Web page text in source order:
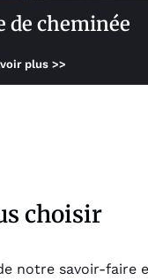
de cheminée
plus >>
choisir
notre savoir-faire